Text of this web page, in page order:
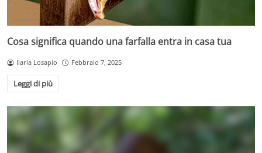
Cosa significa quando una farfalla entra in casa tua
Ilaria Losapio Febbraio 7, 2025
Leggi di più